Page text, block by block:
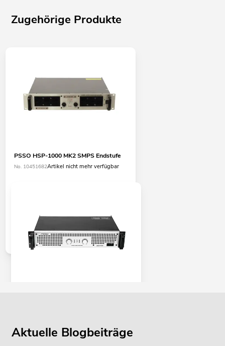
Zugehörige Produkte
PSSO HSP-1000 MK2 SMPS Endstufe
No. 10451682Artikel nicht mehr verfügbar
Aktuelle Blogbeiträge